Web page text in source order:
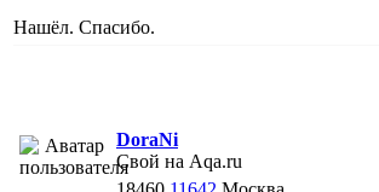
Нашёл. Спасибо.
DoraNi
Свой на Aqa.ru